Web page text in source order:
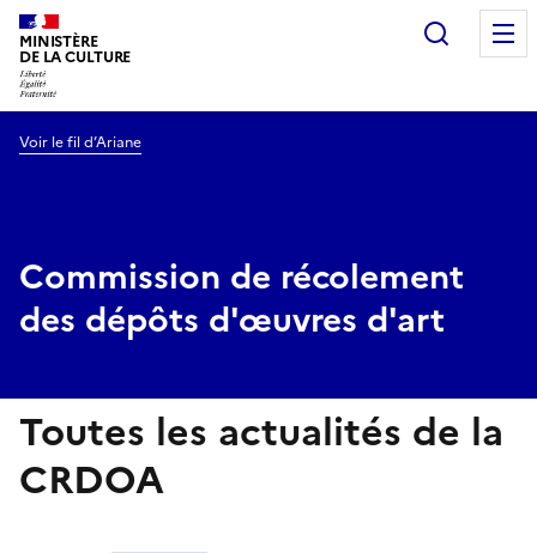
MINISTÈRE
DE LA CULTURE
Voir le fil d’Ariane
Commission de récolement
des dépôts d'œuvres d'art
Toutes les actualités de la
CRDOA